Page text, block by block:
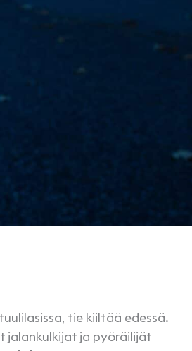
tie kiiltää edessä.
jalankulkijat ja pyöräilijät